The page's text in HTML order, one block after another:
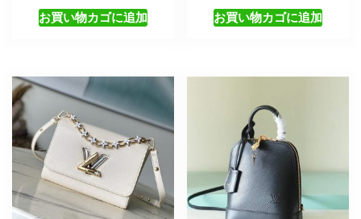
お買い物カゴに追加 お買い物カゴに追加